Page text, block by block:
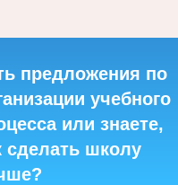
предложения по
учебного
или знаете,
сделать школу